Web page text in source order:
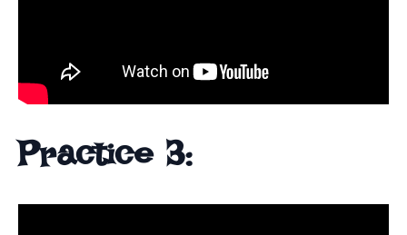
Practice 3: